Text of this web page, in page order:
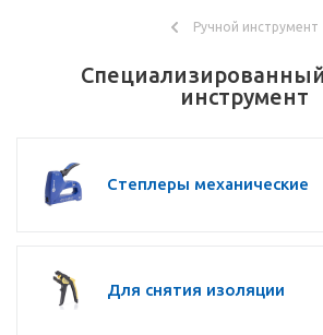
Ручной инструмент
инструмент
Степлеры механические
Для снятия изоляции